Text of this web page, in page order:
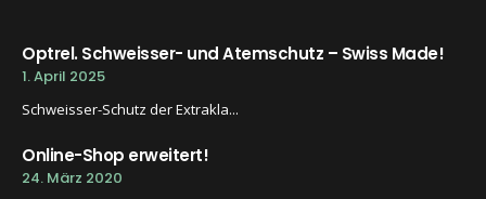
Optrel. Schweisser- und Atemschutz – Swiss Made!
1. April 2025
Schweisser-Schutz der Extrakla...
Online-Shop erweitert!
24. März 2020